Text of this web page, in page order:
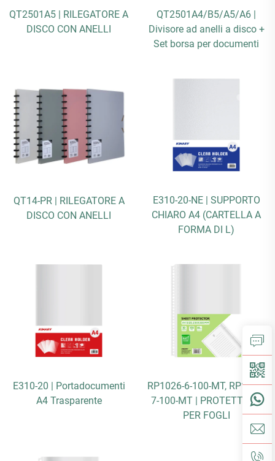
QT2501A5 | RILEGATORE A
DISCO CON ANELLI
QT2501A4/B5/A5/A6 |
Divisore ad anelli a disco +
Set borsa per documenti
QT14-PR | RILEGATORE A
DISCO CON ANELLI
E310-20-NE | SUPPORTO
CHIARO A4 (CARTELLA A
FORMA DI L)
E310-20 | Portadocumenti
A4 Trasparente
RP1026-6-100-MT, RP1026-
7-100-MT | PROTETTORE
PER FOGLI